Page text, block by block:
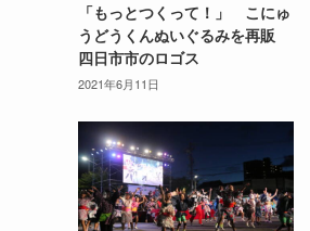
「もっとつくって！」 こにゅ
うどうくんぬいぐるみを再販
四日市市のロゴス
2021年6月11日